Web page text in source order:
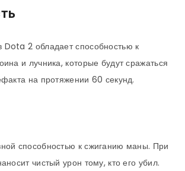
2 обладает способностью к
и лучника, которые будут сражаться
на протяжении 60 секунд.
способностью к сжиганию маны. При
чистый урон тому, кто его убил.